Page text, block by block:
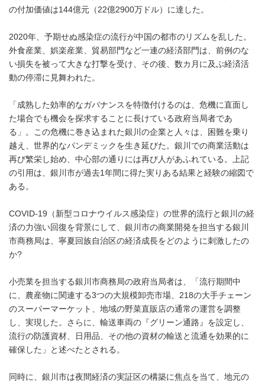
の付加価値は144億元（22億2900万ドル）に達した。
2020年、予期せぬ感染症の流行が中国の都市のリズムを乱した。
外食産業、娯楽産業、貿易部門など一連の経済部門は、前例のな
い損失を被って大きな打撃を受け、その後、数カ月に及ぶ経済活
動の停滞に見舞われた。
「成熟した効率的なガバナンスを特徴付けるのは、危機に直面し
た場合でも機会を探求することに長けている政府当局者であ
る」。この危機に巻き込まれた銀川の企業と人々は、困難を乗り
越え、世界的なパンデミックを生き延びた。銀川での商業活動は
再び繁栄し始め、中心部の通りには再び人があふれている。上記
の引用は、銀川市が過去1年間に得た実りある結果と経験の縮図で
ある。
COVID-19（新型コロナウイルス感染症）の世界的流行と銀川の経
済の力強い回復を背景にして、銀川市の商業開発を担当する銀川
市商務局は、寧夏回族自治区の経済成長をどのように刺激したの
か?
小売業を担当する銀川市商務局の政府当局者は、「流行期間中
に、農産物に関連する3つの大規模卸売市場、218の大手チェーン
のスーパーマーケット、地域の野菜直販店の通常の運営を調整
し、実現した。さらに、輸送車両の『グリーン通路』を設定し、
流行の防護資材、日用品、その他の資材の輸送と流通を効果的に
確保した」と述べたとされる。
同時に、銀川市は夜間経済の実証区の構築に焦点を当て、地元の